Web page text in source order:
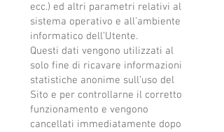
ecc.) ed altri parametri relativi al
sistema operativo e all’ambiente
informatico dell’Utente.
Questi dati vengono utilizzati al
solo fine di ricavare informazioni
statistiche anonime sull’uso del
Sito e per controllarne il corretto
funzionamento e vengono
cancellati immediatamente dopo